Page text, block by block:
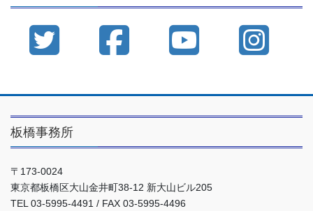
板橋事務所
〒173-0024
東京都板橋区大山金井町38-12 新大山ビル205
TEL 03-5995-4491 / FAX 03-5995-4496